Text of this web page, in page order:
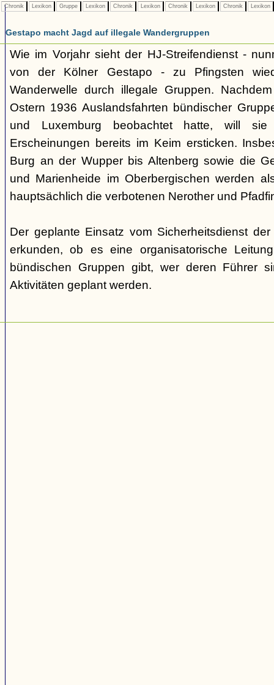
Chronik Lexikon Gruppe Lexikon Chronik Lexikon Chronik Lexikon Chronik Lexikon
Gestapo macht Jagd auf illegale Wandergruppen
Wie im Vorjahr sieht der HJ-Streifendienst -
von der Kölner Gestapo - zu Pfingsten
Wanderwelle durch illegale Gruppen.
Ostern 1936 Auslandsfahrten bündischer
und Luxemburg beobachtet hatte, will
Erscheinungen bereits im Keim ersticken.
Burg an der Wupper bis Altenberg sowie die
und Marienheide im Oberbergischen werden
hauptsächlich die verbotenen Nerother und
Der geplante Einsatz vom Sicherheitsdienst
erkunden, ob es eine organisatorische
bündischen Gruppen gibt, wer deren Führer
Aktivitäten geplant werden.